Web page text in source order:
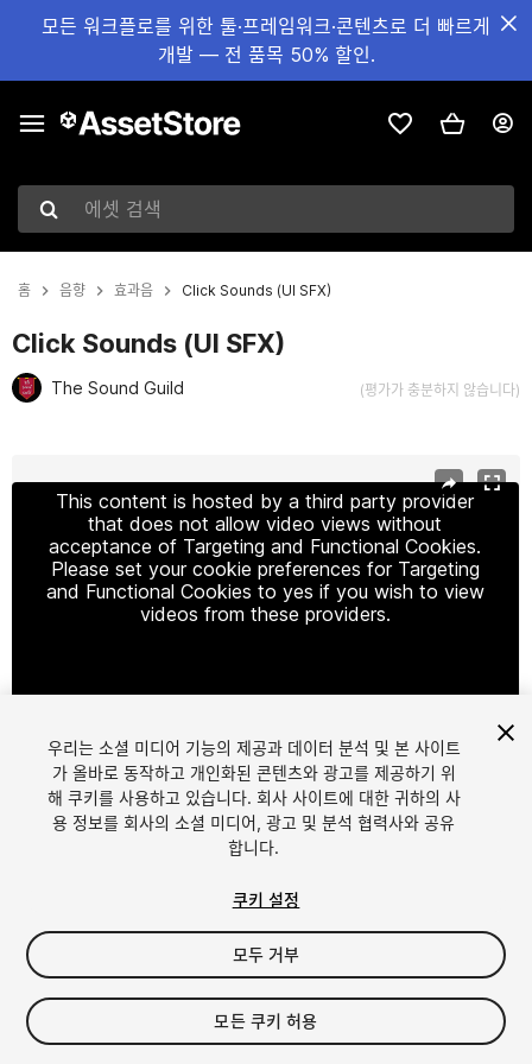
모든 워크플로를 위한 툴·프레임워크·콘텐츠로 더 빠르게
개발 — 전 품목 50% 할인.
에셋 검색
홈 음향 효과음 Click Sounds (UI SFX)
Click Sounds (UI SFX)
The Sound Guild (평가가 충분하지 않습니다)
This content is hosted by a third party provider
that does not allow video views without
acceptance of Targeting and Functional Cookies.
Please set your cookie preferences for Targeting
and Functional Cookies to yes if you wish to view
videos from these providers.
1/2
$14.99
세금/부가세는 결제 시 반영됩니다.
우리는 소셜 미디어 기능의 제공과 데이터 분석 및 본 사이트
가 올바로 동작하고 개인화된 콘텐츠와 광고를 제공하기 위
해 쿠키를 사용하고 있습니다. 회사 사이트에 대한 귀하의 사
용 정보를 회사의 소셜 미디어, 광고 및 분석 협력사와 공유
합니다.
쿠키 설정
모두 거부
모든 쿠키 허용